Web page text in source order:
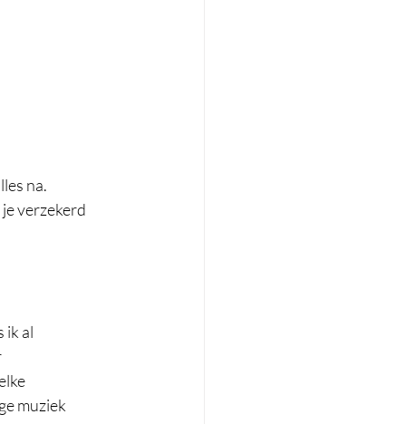
na.
verzekerd
ik al
muziek